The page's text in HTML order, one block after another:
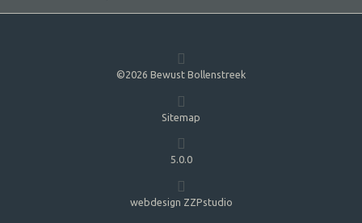
©2026 Bewust Bollenstreek
Sitemap
5.0.0
webdesign ZZPstudio